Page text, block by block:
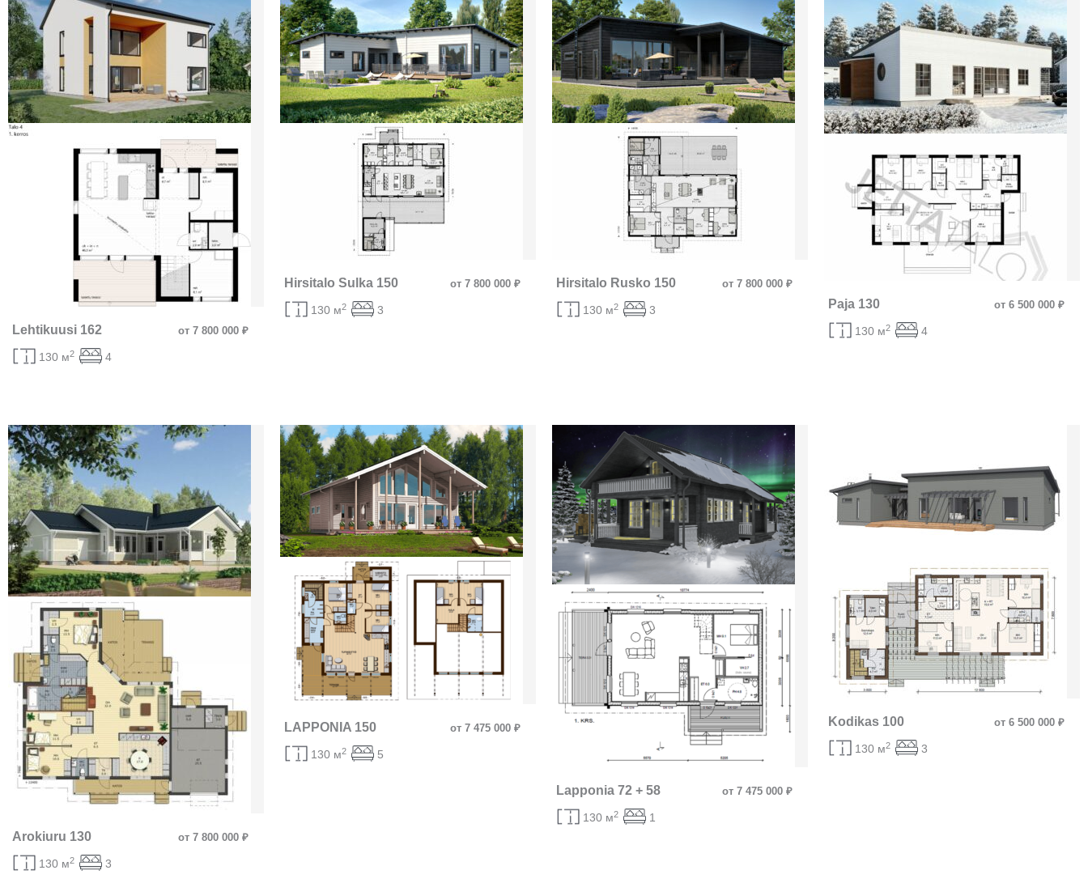
Lehtikuusi 162 от 7 800 000 ₽
130 м2 4
Hirsitalo Sulka 150 от 7 800 000 ₽
130 м2 3
Hirsitalo Rusko 150 от 7 800 000 ₽
130 м2 3 Paja 130 от 6 500 000 ₽
130 м2 4
Arokiuru 130 от 7 800 000 ₽
130 м2 3
LAPPONIA 150 от 7 475 000 ₽
130 м2 5
Lapponia 72 + 58 от 7 475 000 ₽
130 м2 1
Kodikas 100 от 6 500 000 ₽
130 м2 3